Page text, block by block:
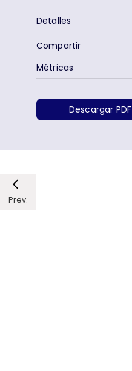
Detalles
Descargar PDF
Métricas
Compartir
Prev.